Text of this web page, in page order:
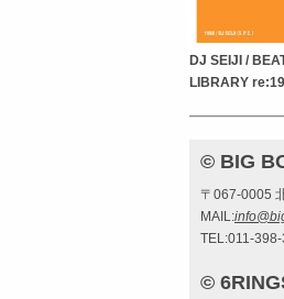
DJ SEIJI /
LIBRARY
© BIG
〒067-0005
MAIL:
TEL:011-
©